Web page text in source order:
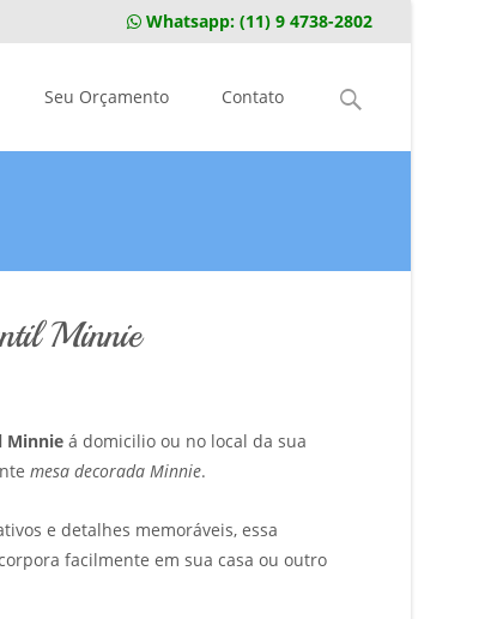
Whatsapp: (11) 9 4738-2802
Seu Orçamento Contato
Pesquisar
Minnie
Minnie á domicilio ou no local da sua
mesa decorada Minnie.
e detalhes memoráveis, essa
facilmente em sua casa ou outro